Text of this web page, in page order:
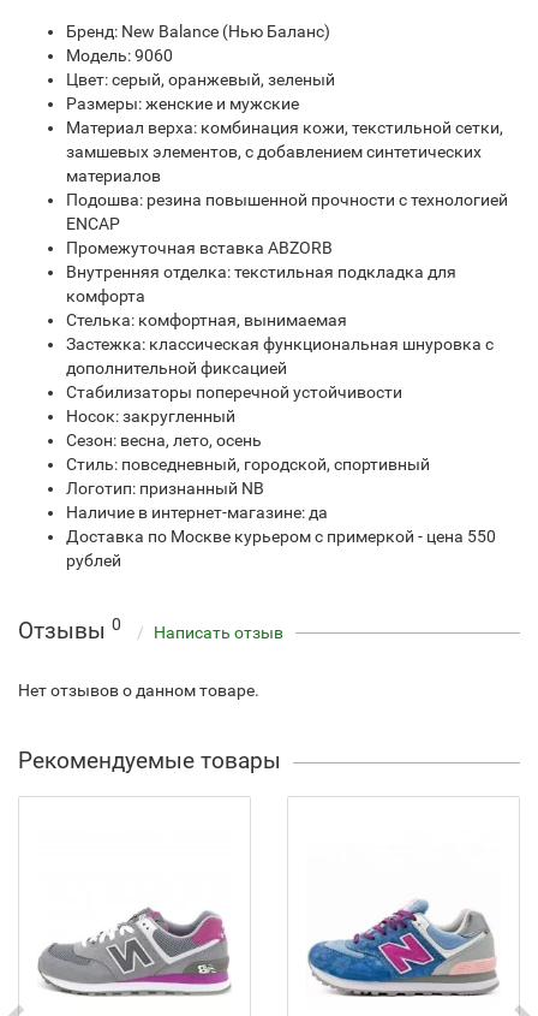
Бренд: New Balance (Нью Баланс)
Модель: 9060
Цвет: серый, оранжевый, зеленый
Размеры: женские и мужские
Материал верха: комбинация кожи, текстильной сетки,
замшевых элементов, с добавлением синтетических
материалов
Подошва: резина повышенной прочности с технологией
ENCAP
Промежуточная вставка ABZORB
Внутренняя отделка: текстильная подкладка для
комфорта
Стелька: комфортная, вынимаемая
Застежка: классическая функциональная шнуровка с
дополнительной фиксацией
Стабилизаторы поперечной устойчивости
Носок: закругленный
Сезон: весна, лето, осень
Стиль: повседневный, городской, спортивный
Логотип: признанный NB
Наличие в интернет-магазине: да
Доставка по Москве курьером с примеркой - цена 550
рублей
Отзывы 0 Написать отзыв
Нет отзывов о данном товаре.
Рекомендуемые товары